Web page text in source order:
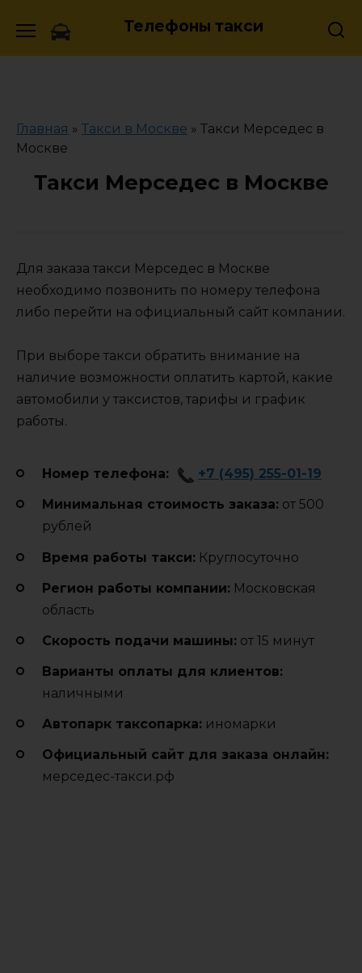
Телефоны такси
Главная » Такси в Москве » Такси Мерседес в
Москве
Такси Мерседес в Москве
Для заказа такси Мерседес в Москве
необходимо позвонить по номеру телефона
либо перейти на официальный сайт компании.
При выборе такси обратить внимание на
наличие возможности оплатить картой, какие
автомобили у таксистов, тарифы и график
работы.
Номер телефона: +7 (495) 255-01-19
Минимальная стоимость заказа: от 500
рублей
Время работы такси: Круглосуточно
Регион работы компании: Московская
область
Cкорость подачи машины: от 15 минут
Варианты оплаты для клиентов:
наличными
Автопарк таксопарка: иномарки
Официальный сайт для заказа онлайн:
мерседес-такси.рф